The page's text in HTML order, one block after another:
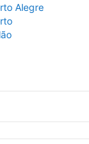
Alegre